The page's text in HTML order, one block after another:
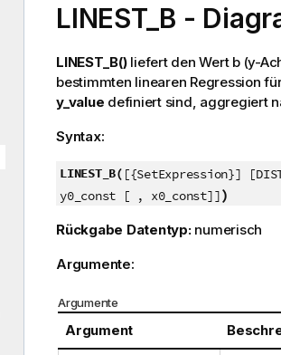
LINEST_B -
LINEST_B()liefert den Wert b(y-
bestimmten linearen Regression
y_value definiert sind, aggregiert
Syntax:
LINEST_B( [{SetExpression}]
y0_const [ , x0_const]])
Rückgabe Datentyp: numerisch
Argumente:
Argumente
Argument